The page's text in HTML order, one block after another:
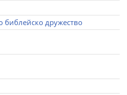
библейско дружество